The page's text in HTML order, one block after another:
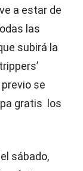
a estar de
las
subirá la
se
gratis los
sábado,